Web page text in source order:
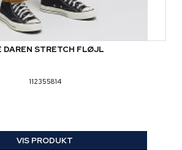
DAREN STRETCH FLØJL
112355814
VIS PRODUKT